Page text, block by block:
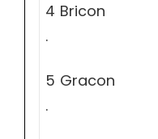
4
.
Bricon
5
.
Gracon